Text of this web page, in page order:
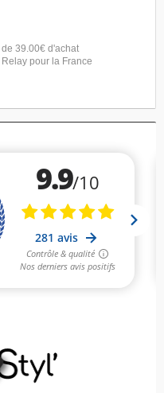
39.00€ d'achat
pour la France